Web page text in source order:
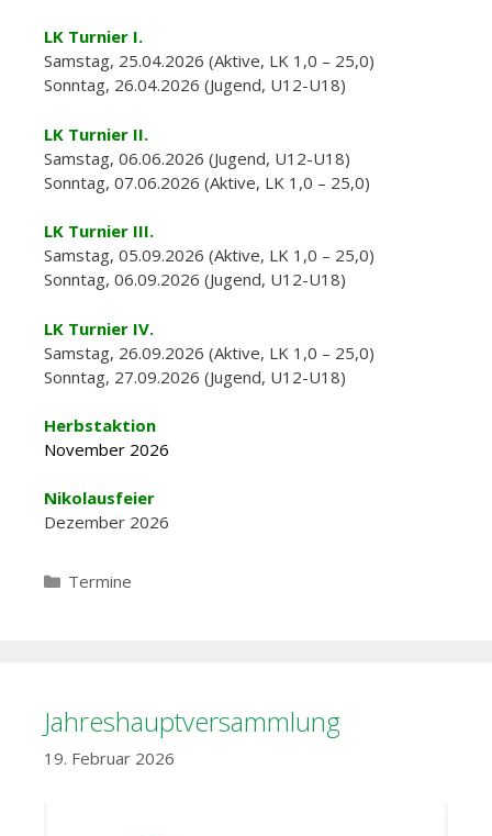
LK Turnier I.
Samstag, 25.04.2026 (Aktive, LK 1,0 – 25,0)
Sonntag, 26.04.2026 (Jugend, U12-U18)
LK Turnier II.
Samstag, 06.06.2026 (Jugend, U12-U18)
Sonntag, 07.06.2026 (Aktive, LK 1,0 – 25,0)
LK Turnier III.
Samstag, 05.09.2026 (Aktive, LK 1,0 – 25,0)
Sonntag, 06.09.2026 (Jugend, U12-U18)
LK Turnier IV.
Samstag, 26.09.2026 (Aktive, LK 1,0 – 25,0)
Sonntag, 27.09.2026 (Jugend, U12-U18)
Herbstaktion
November 2026
Nikolausfeier
Dezember 2026
Kategorien
Termine
Jahreshauptversammlung
19. Februar 2026